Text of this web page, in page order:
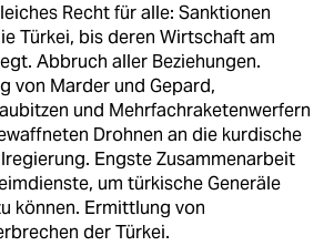
Recht für alle: Sanktionen
Türkei, bis deren Wirtschaft am
Abbruch aller Beziehungen.
von Marder und Gepard,
und Mehrfachraketenwerfern
Drohnen an die kurdische
Engste Zusammenarbeit
um türkische Generäle
können. Ermittlung von
der Türkei.